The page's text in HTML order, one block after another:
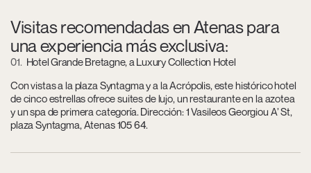
Visitas recomendadas en Atenas para
una experiencia más exclusiva:
01
Hotel Grande Bretagne, a Luxury Collection Hotel
Con vistas a la plaza Syntagma y a la Acrópolis, este histórico hotel
de cinco estrellas ofrece suites de lujo, un restaurante en la azotea
y un spa de primera categoría. Dirección: 1 Vasileos Georgiou A’ St,
plaza Syntagma, Atenas 105 64.